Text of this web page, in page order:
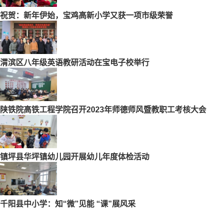
祝贺：新年伊始，宝鸡高新小学又获一项市级荣誉
渭滨区八年级英语教研活动在宝电子校举行
陕铁院高铁工程学院召开2023年师德师风暨教职工考核大会
镇坪县华坪镇幼儿园开展幼儿年度体检活动
千阳县中小学：知“微”见能 “课”展风采